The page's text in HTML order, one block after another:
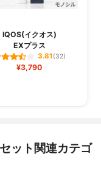
IQOS(イクオス)
EXプラス
3.81(32)
¥3,790
ット関連カテゴ